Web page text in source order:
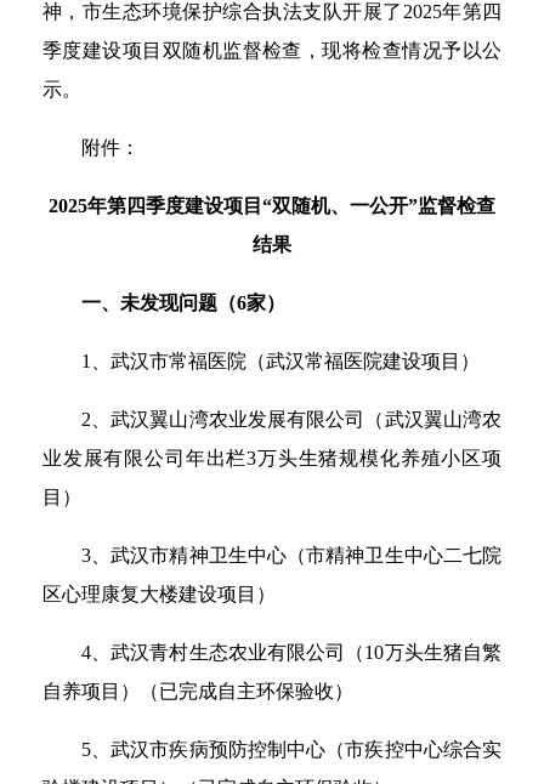
神，市生态环境保护综合执法支队开展了2025年第四
季度建设项目双随机监督检查，现将检查情况予以公
示。
附件：
2025年第四季度建设项目“双随机、一公开”监督检查
结果
一、未发现问题（6家）
1、武汉市常福医院（武汉常福医院建设项目）
2、武汉翼山湾农业发展有限公司（武汉翼山湾农
业发展有限公司年出栏3万头生猪规模化养殖小区项
目）
3、武汉市精神卫生中心（市精神卫生中心二七院
区心理康复大楼建设项目）
4、武汉青村生态农业有限公司（10万头生猪自繁
自养项目）（已完成自主环保验收）
5、武汉市疾病预防控制中心（市疾控中心综合实